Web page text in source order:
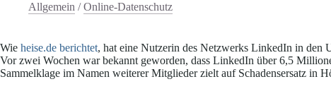
Allgemein /Online-Datenschutz
Wie heise.de berichtet, hat eine Nutzerin des Netzwerks LinkedIn in den
Vor zwei Wochen war bekannt geworden, dass LinkedIn über 6,5
Sammelklage im Namen weiterer Mitglieder zielt auf Schadensersatz in